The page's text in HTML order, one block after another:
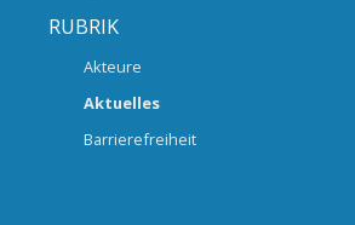
RUBRIK
Akteure
Aktuelles
Barrierefreiheit